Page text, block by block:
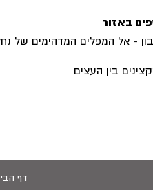
באזור
- אל המפלים המדהימים של
בין העצים
דף